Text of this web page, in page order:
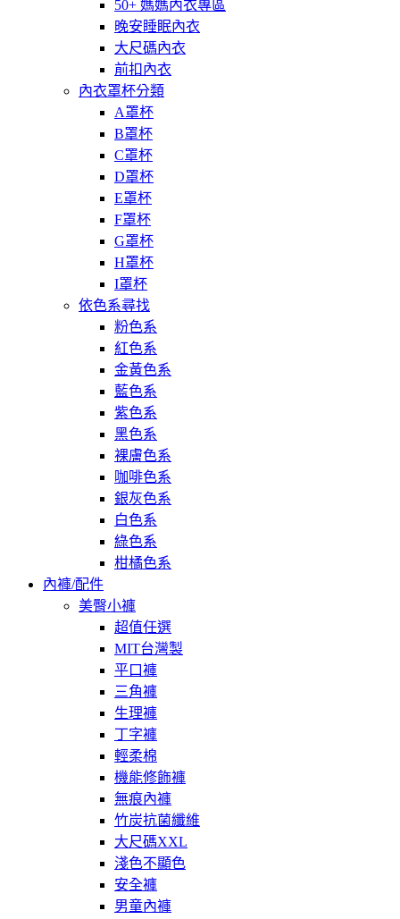
50+ 媽媽內衣專區
晚安睡眠內衣
大尺碼內衣
前扣內衣
內衣罩杯分類
A罩杯
B罩杯
C罩杯
D罩杯
E罩杯
F罩杯
G罩杯
H罩杯
I罩杯
依色系尋找
粉色系
紅色系
金黃色系
藍色系
紫色系
黑色系
裸膚色系
咖啡色系
銀灰色系
白色系
綠色系
柑橘色系
內褲/配件
美臀小褲
超值任選
MIT台灣製
平口褲
三角褲
生理褲
丁字褲
輕柔棉
機能修飾褲
無痕內褲
竹炭抗菌纖維
大尺碼XXL
淺色不顯色
安全褲
男童內褲